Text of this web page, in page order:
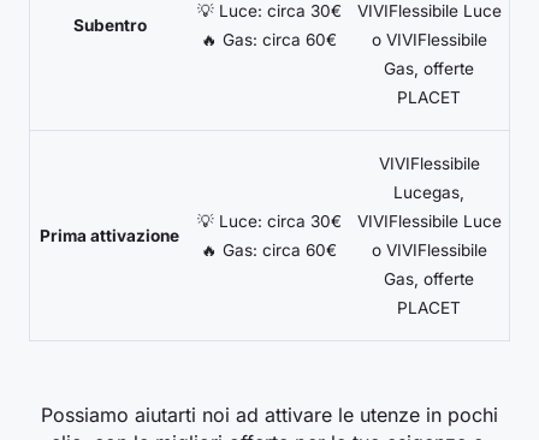
Subentro
💡 Luce: circa 30€
🔥 Gas: circa 60€
VIVIFlessibile Luce
o VIVIFlessibile
Gas, offerte
PLACET
Prima attivazione
💡 Luce: circa 30€
🔥 Gas: circa 60€
VIVIFlessibile
Lucegas,
VIVIFlessibile Luce
o VIVIFlessibile
Gas, offerte
PLACET
Possiamo aiutarti noi ad attivare le utenze in pochi